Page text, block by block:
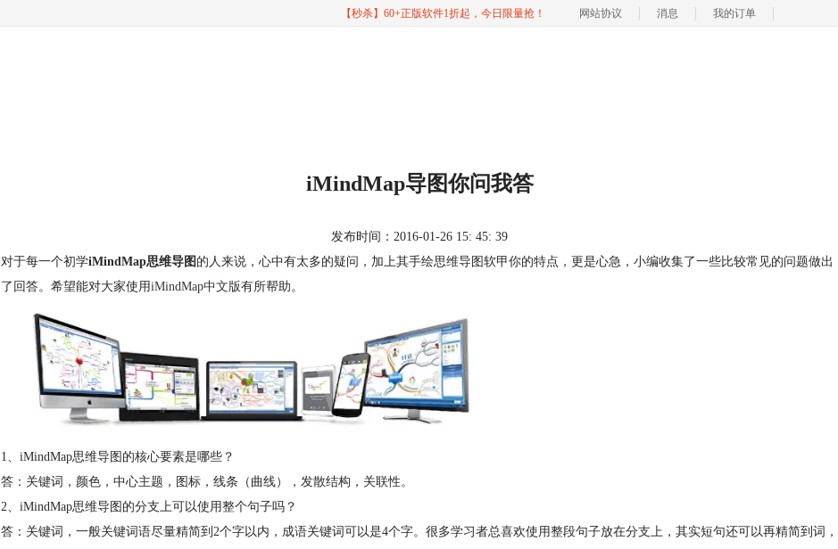
【秒杀】60+正版软件1折起，今日限量抢！ 网站协议 消息 我的订单
iMindMap导图你问我答
发布时间：2016-01-26 15: 45: 39
对于每一个初学iMindMap思维导图 的人来说，心中有太多的疑问，加上其手绘思维导图软甲你的特点，更是心急，小编收集了一些比较常见的问题做出
了回答。希望能对大家使用iMindMap中文版有所帮助。
1、iMindMap思维导图的核心要素是哪些？
答：关键词，颜色，中心主题，图标，线条（曲线），发散结构，关联性。
2、iMindMap思维导图的分支上可以使用整个句子吗？
答：关键词，一般关键词语尽量精简到2个字以内，成语关键词可以是4个字。很多学习者总喜欢使用整段句子放在分支上，其实短句还可以再精简到词，